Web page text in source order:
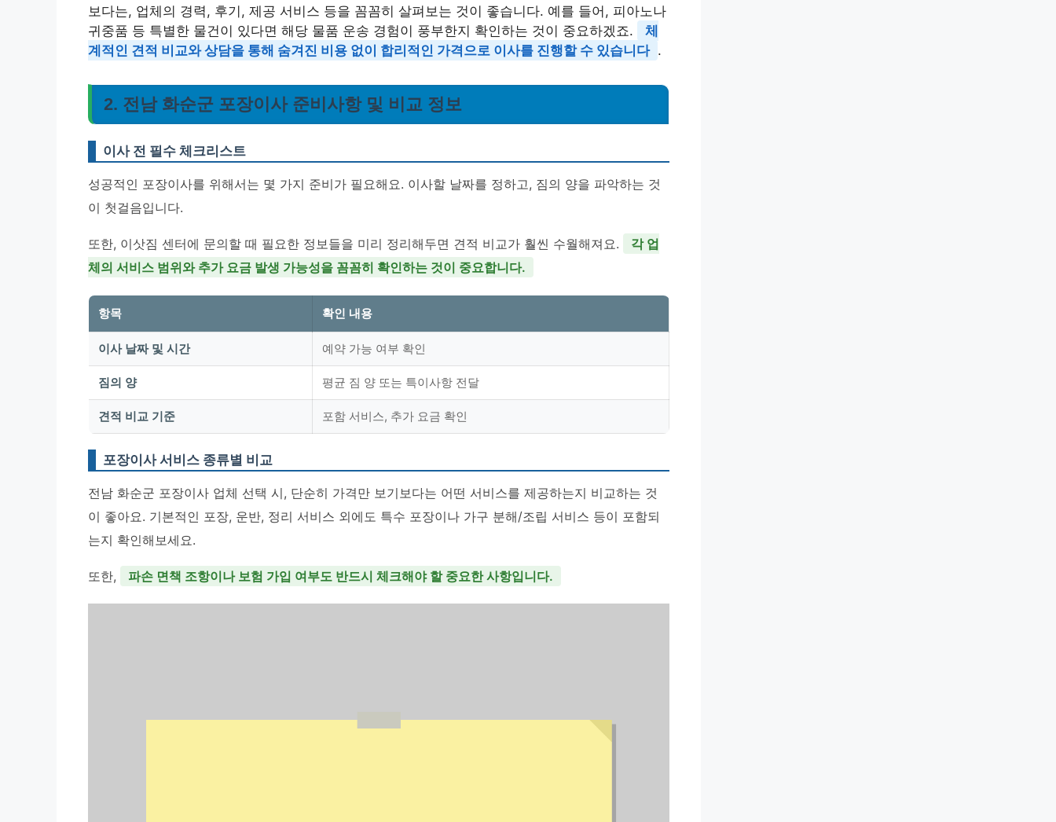
보다는, 업체의 경력, 후기, 제공 서비스 등을 꼼꼼히 살펴보는 것이 좋습니다. 예를 들어, 피아노나
귀중품 등 특별한 물건이 있다면 해당 물품 운송 경험이 풍부한지 확인하는 것이 중요하겠죠.
체
계적인 견적 비교와 상담을 통해 숨겨진 비용 없이 합리적인 가격으로 이사를 진행할 수 있습니다 .
2. 전남 화순군 포장이사 준비사항 및 비교 정보
이사 전 필수 체크리스트
성공적인 포장이사를 위해서는 몇 가지 준비가 필요해요. 이사할 날짜를 정하고, 짐의 양을 파악하는 것
이 첫걸음입니다.
또한, 이삿짐 센터에 문의할 때 필요한 정보들을 미리 정리해두면 견적 비교가 훨씬 수월해져요.
각 업
체의 서비스 범위와 추가 요금 발생 가능성을 꼼꼼히 확인하는 것이 중요합니다.
항목 확인 내용
이사 날짜 및 시간 예약 가능 여부 확인
짐의 양 평균 짐 양 또는 특이사항 전달
견적 비교 기준 포함 서비스, 추가 요금 확인
포장이사 서비스 종류별 비교
전남 화순군 포장이사 업체 선택 시, 단순히 가격만 보기보다는 어떤 서비스를 제공하는지 비교하는 것
이 좋아요. 기본적인 포장, 운반, 정리 서비스 외에도 특수 포장이나 가구 분해/조립 서비스 등이 포함되
는지 확인해보세요.
또한, 파손 면책 조항이나 보험 가입 여부도 반드시 체크해야 할 중요한 사항입니다.